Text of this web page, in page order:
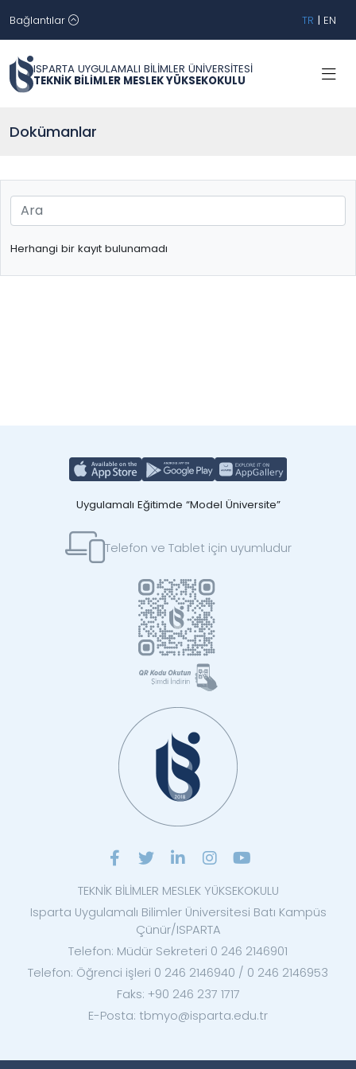
Bağlantılar TR | EN
ISPARTA UYGULAMALI BİLİMLER ÜNİVERSİTESİ
TEKNİK BİLİMLER MESLEK YÜKSEKOKULU
Dokümanlar
Herhangi bir kayıt bulunamadı
Uygulamalı Eğitimde “Model Üniversite”
Telefon ve Tablet için uyumludur
TEKNİK BİLİMLER MESLEK YÜKSEKOKULU
Isparta Uygulamalı Bilimler Üniversitesi Batı Kampüs
Çünür/ISPARTA
Telefon: Müdür Sekreteri 0 246 2146901
Telefon: Öğrenci işleri 0 246 2146940 / 0 246 2146953
Faks: +90 246 237 1717
E-Posta: tbmyo@isparta.edu.tr